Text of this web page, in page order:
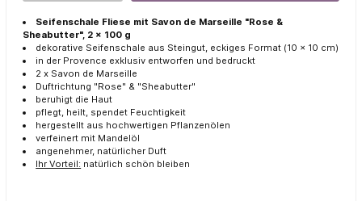
Seifenschale Fliese mit Savon de Marseille "Rose &
Sheabutter", 2 x 100 g
dekorative Seifenschale aus Steingut, eckiges Format (10 x 10 cm)
in der Provence exklusiv entworfen und bedruckt
2 x Savon de Marseille
Duftrichtung "Rose" & "Sheabutter"
beruhigt die Haut
pflegt, heilt, spendet Feuchtigkeit
hergestellt aus hochwertigen Pflanzenölen
verfeinert mit Mandelöl
angenehmer, natürlicher Duft
Ihr Vorteil: natürlich schön bleiben